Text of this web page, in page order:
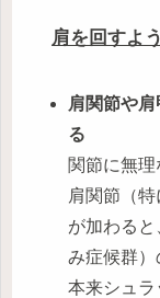
肩を回すよ
肩関節や肩
る
関節に無理
肩関節（
が加わる
み症候群）
本来シュ